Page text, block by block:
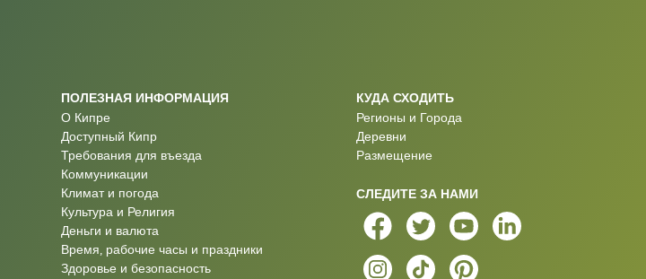
ПОЛЕЗНАЯ ИНФОРМАЦИЯ
О Кипре
Доступный Кипр
Требования для въезда
Коммуникации
Климат и погода
Культура и Религия
Деньги и валюта
Время, рабочие часы и праздники
Здоровье и безопасность
КУДА СХОДИТЬ
Регионы и Города
Деревни
Размещение
СЛЕДИТЕ ЗА НАМИ